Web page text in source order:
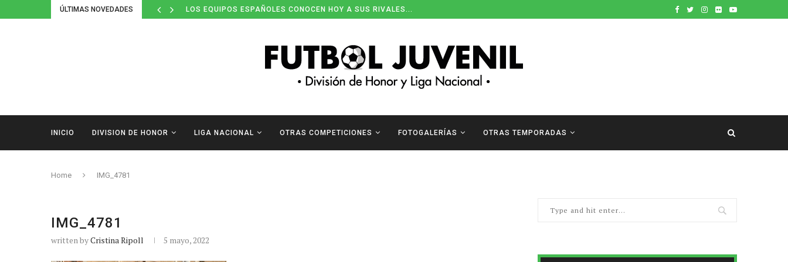
ÚLTIMAS NOVEDADES LOS EQUIPOS ESPAÑOLES CONOCEN HOY A SUS RIVALES...
INICIO DIVISION DE HONOR LIGA NACIONAL OTRAS COMPETICIONES FOTOGALERÍAS OTRAS TEMPORADAS
Home IMG_4781
IMG_4781
written byCristina Ripoll 5 mayo, 2022